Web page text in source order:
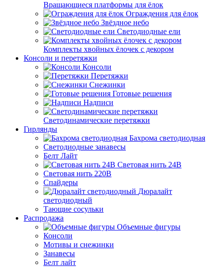
Вращающиеся платформы для ёлок
Ограждения для ёлок
Звёздное небо
Светодиодные ели
Комплекты хвойных ёлочек с декором
Консоли и перетяжки
Консоли
Перетяжки
Снежинки
Готовые решения
Надписи
Светодинамические перетяжки
Гирлянды
Бахрома светодиодная
Светодиодные занавесы
Белт Лайт
Световая нить 24В
Световая нить 220В
Спайдеры
Дюралайт
светодиодный
Тающие сосульки
Распродажа
Объемные фигуры
Консоли
Мотивы и снежинки
Занавесы
Белт лайт